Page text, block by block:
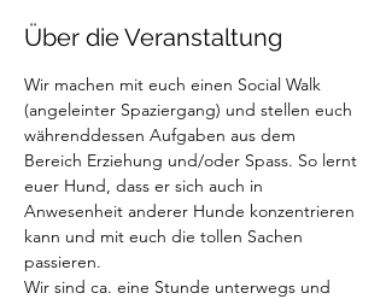
Über die Veranstaltung
Wir machen mit euch einen Social Walk
(angeleinter Spaziergang) und stellen euch
währenddessen Aufgaben aus dem
Bereich Erziehung und/oder Spass. So lernt
euer Hund, dass er sich auch in
Anwesenheit anderer Hunde konzentrieren
kann und mit euch die tollen Sachen
passieren.
Wir sind ca. eine Stunde unterwegs und